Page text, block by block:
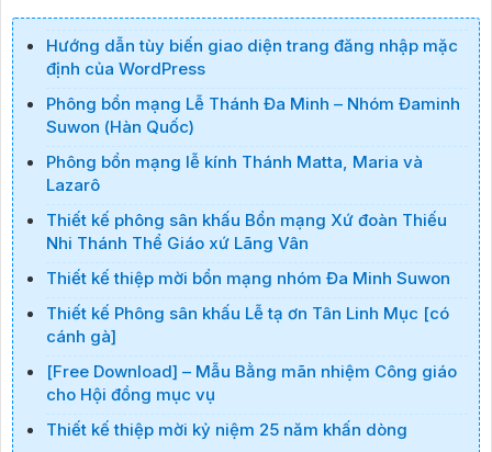
Hướng dẫn tùy biến giao diện trang đăng nhập mặc
định của WordPress
Phông bổn mạng Lễ Thánh Đa Minh – Nhóm Đaminh
Suwon (Hàn Quốc)
Phông bổn mạng lễ kính Thánh Matta, Maria và
Lazarô
Thiết kế phông sân khấu Bổn mạng Xứ đoàn Thiếu
Nhi Thánh Thể Giáo xứ Lãng Vân
Thiết kế thiệp mời bổn mạng nhóm Đa Minh Suwon
Thiết kế Phông sân khấu Lễ tạ ơn Tân Linh Mục [có
cánh gà]
[Free Download] – Mẫu Bằng mãn nhiệm Công giáo
cho Hội đồng mục vụ
Thiết kế thiệp mời kỷ niệm 25 năm khấn dòng